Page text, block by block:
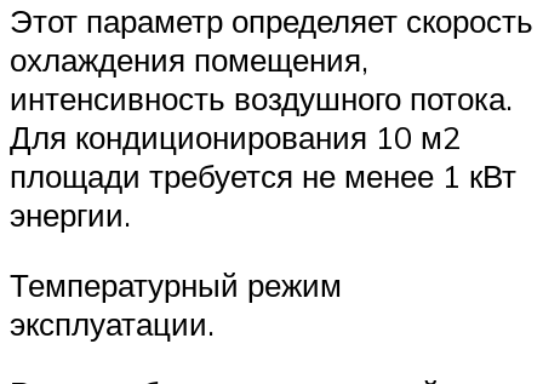
Этот параметр определяет скорость
охлаждения помещения,
интенсивность воздушного потока.
Для кондиционирования 10 м2
площади требуется не менее 1 кВт
энергии.
Температурный режим
эксплуатации.